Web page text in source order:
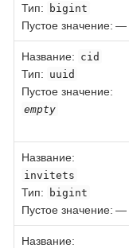
Тип: bigint
Пустое значение: —
Название: cid
Тип: uuid
Пустое значение:
empty
Название:
invitets
Тип: bigint
Пустое значение: —
Название: